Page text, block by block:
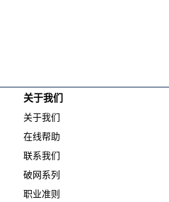
关于我们
关于我们
在线帮助
联系我们
破网系列
职业准则